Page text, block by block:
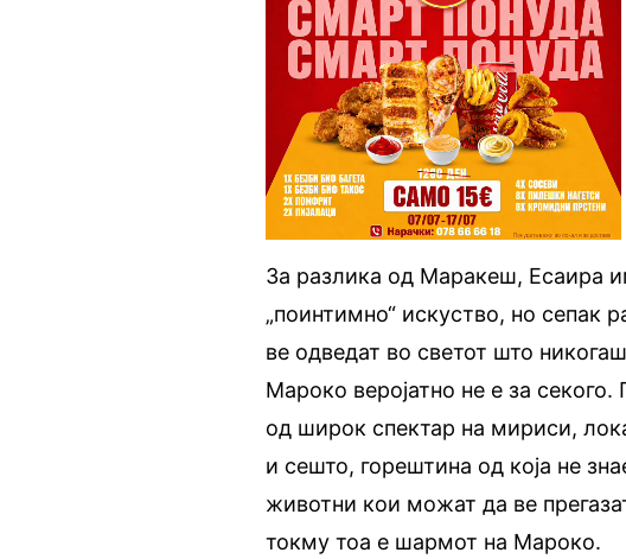
За разлика од Маракеш, Есаира
„поинтимно“ искуство, но сепак
ве одведат во светот што
Мароко веројатно не е за
од широк спектар на мириси,
и сешто, горештина од која не
животни кои можат да ве
токму тоа е шармот на Мароко.